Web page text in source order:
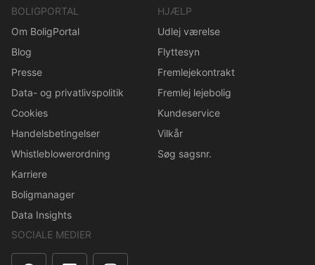
BOLIGPORTAL
Om BoligPortal
Blog
Presse
Data- og privatlivspolitik
Cookies
Handelsbetingelser
Whistleblowerordning
Karriere
Boligmanager
Data Insights
HJÆLP
Udlej værelse
Flyttesyn
Fremlejekontrakt
Fremlej lejebolig
Kundeservice
Vilkår
Søg sagsnr.
SOCIALE MEDIER